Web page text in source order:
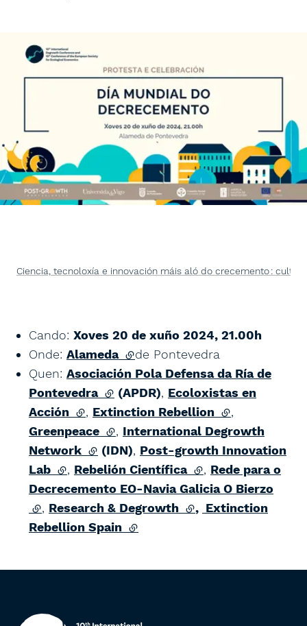
View larger
Ciencia, tecnoloxía e innovación máis aló do crecemento :
Cando: Xoves 20 de xuño 2024, 21.00h
Onde: Alameda (lien externe)
de Pontevedra
Quen: Asociación Pola Defensa da Ría de
Pontevedra (lien externe)
(APDR), Ecoloxistas en
Acción (lien externe)
, Extinction Rebellion (lien externe)
,
Greenpeace (lien externe)
, International Degrowth
Network (lien externe)
(IDN), Post-growth Innovation
Lab (lien externe)
, Rebelión Científica (lien externe)
, Rede para o
Decrecemento EO-Navia Galicia O Bierzo
(lien externe)
, Research & Degrowth (lien externe)
, Extinction
Rebellion Spain (lien externe)